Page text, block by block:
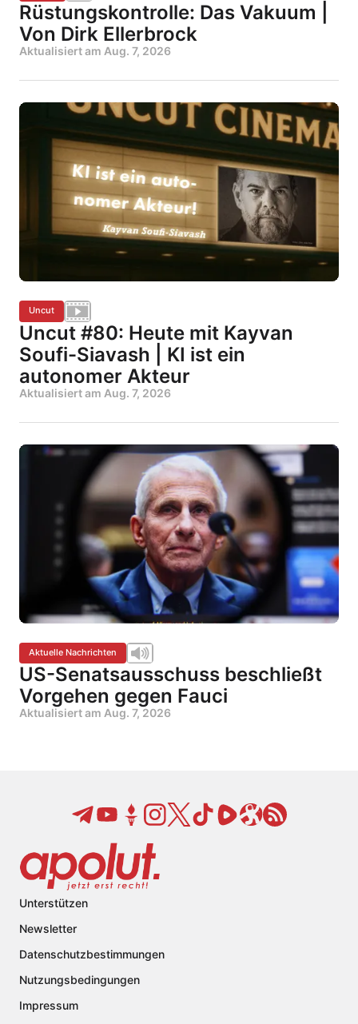
Rüstungskontrolle: Das Vakuum |
Von Dirk Ellerbrock
Aktualisiert am Aug. 7, 2026
Uncut
Uncut #80: Heute mit Kayvan
Soufi-Siavash | KI ist ein
autonomer Akteur
Aktualisiert am Aug. 7, 2026
Aktuelle Nachrichten
US-Senatsausschuss beschließt
Vorgehen gegen Fauci
Aktualisiert am Aug. 7, 2026
Unterstützen
Newsletter
Datenschutzbestimmungen
Nutzungsbedingungen
Impressum